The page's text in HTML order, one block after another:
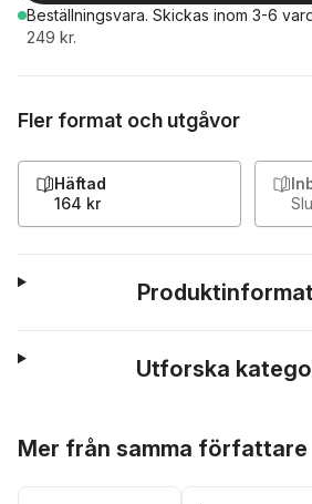
Beställningsvara. Skickas inom 3-6
249 kr.
Fler format och utgåvor
Häftad
164 kr
Utforska
Mer från samma författare